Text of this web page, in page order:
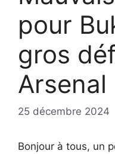
pour
gros
Arsenal
25 décembre 2024
Bonjour à tous, un